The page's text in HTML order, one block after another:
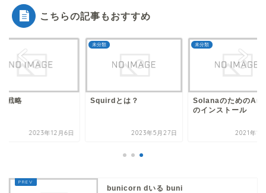
こちらの記事もおすすめ
戦略
2023年12月6日
未分類
Squirdとは？
2023年5月27日
未分類
Solanaのための
のインストール
2021年12
bunicorn dいる buni